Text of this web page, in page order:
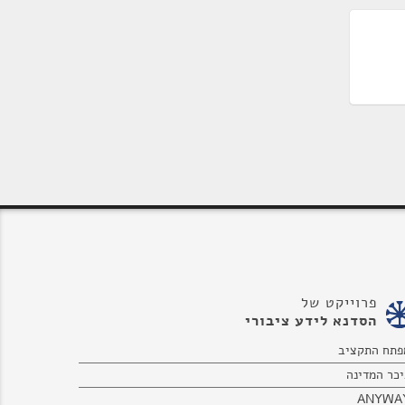
פרוייקט של
הסדנא לידע ציבורי
התקציב
המדינה